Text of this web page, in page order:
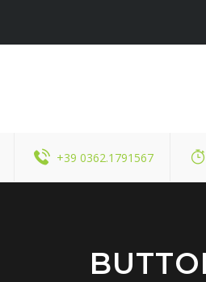
+39 0362.1791567